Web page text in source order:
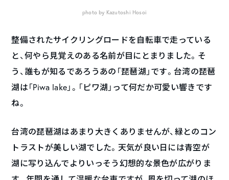
photo by Kazutoshi Hosoi
整備されたサイクリングロードを自転車で走っている
と、何やら見覚えのある名前が目にとまりました。そ
う、誰もが知るであろうあの「琵琶湖」です。台湾の琵琶
湖は「Piwa lake」。「ピワ湖」って何だか可愛い響きです
ね。
台湾の琵琶湖はあまり大きくありませんが、緑とのコン
トラストが美しい湖でした。天気が良い日には青空が
湖に写り込んでよりいっそう幻想的な景色が広がりま